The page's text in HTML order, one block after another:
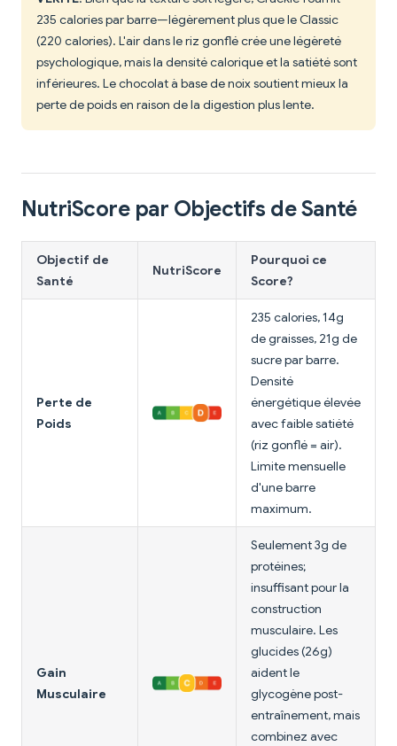
235 calories par barre—légèrement plus que le Classic
(220 calories). L'air dans le riz gonflé crée une légèreté
psychologique, mais la densité calorique et la satiété sont
inférieures. Le chocolat à base de noix soutient mieux la
perte de poids en raison de la digestion plus lente.
NutriScore par Objectifs de Santé
Objectif de
Santé
NutriScore
Pourquoi ce
Score?
Perte de
Poids
235 calories, 14g
de graisses, 21g de
sucre par barre.
Densité
énergétique élevée
avec faible satiété
(riz gonflé = air).
Limite mensuelle
d'une barre
maximum.
Gain
Musculaire
Seulement 3g de
protéines;
insuffisant pour la
construction
musculaire. Les
glucides (26g)
aident le
glycogène post-
entraînement, mais
combinez avec